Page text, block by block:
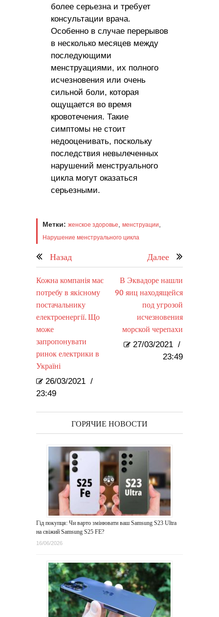
более серьезна и требует
консультации врача.
Особенно в случае перерывов
в несколько месяцев между
последующими
менструациями, их полного
исчезновения или очень
сильной боли, которая
ощущается во время
кровотечения. Такие
симптомы не стоит
недооценивать, поскольку
последствия невылеченных
нарушений менструального
цикла могут оказаться
серьезными.
Метки: женское здоровье, менструации,
Нарушение менструального цикла
Назад Далее
Кожна компанія має
потребу в якісному
постачальнику
електроенергії. Що
може
запропонувати
ринок електрики в
Україні
26/03/2021 /
23:49
В Эквадоре нашли
90 яиц находящейся
под угрозой
исчезновения
морской черепахи
27/03/2021 /
23:49
ГОРЯЧИЕ НОВОСТИ
Гід покупця: Чи варто змінювати ваш Samsung S23 Ultra
на свіжий Samsung S25 FE?
16/06/2026